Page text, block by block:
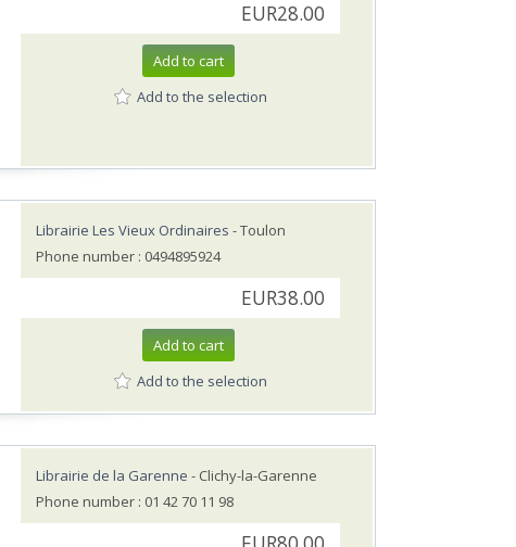
EUR28.00
Add to cart
Add to the selection
Librairie Les Vieux Ordinaires - Toulon
Phone number : 0494895924
EUR38.00
Add to cart
Add to the selection
Librairie de la Garenne - Clichy-la-Garenne
Phone number : 01 42 70 11 98